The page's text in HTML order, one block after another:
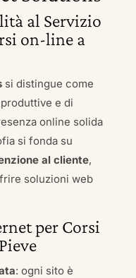
al Servizio
on-line a
si distingue come
e di
online solida
si fonda su
al cliente,
soluzioni web
per Corsi
: ogni sito è